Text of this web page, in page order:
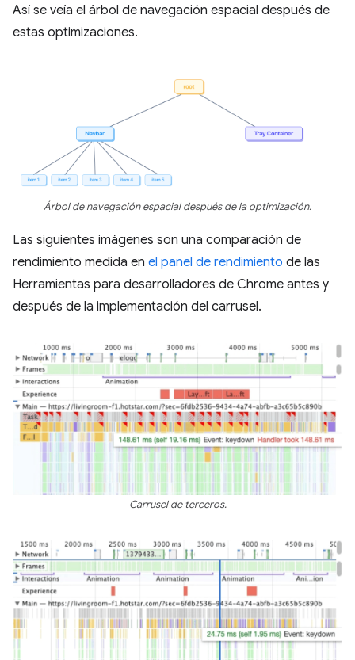
Así se veía el árbol de navegación espacial después de
estas optimizaciones.
Árbol de navegación espacial después de la optimización.
Las siguientes imágenes son una comparación de
rendimiento medida en el panel de rendimiento de las
Herramientas para desarrolladores de Chrome antes y
después de la implementación del carrusel.
Carrusel de terceros.